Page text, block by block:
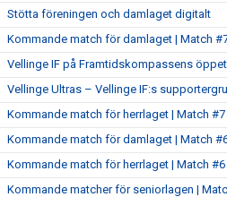
Stötta föreningen och damlaget digitalt
Kommande match för damlaget | Match
Vellinge IF på Framtidskompassens
Vellinge Ultras – Vellinge IF:s
Kommande match för herrlaget | Match #7
Kommande match för damlaget | Match
Kommande match för herrlaget | Match #6
Kommande matcher för seniorlagen |